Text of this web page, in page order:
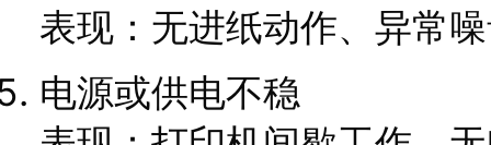
表现：无进纸动作、异常
电源或供电不稳